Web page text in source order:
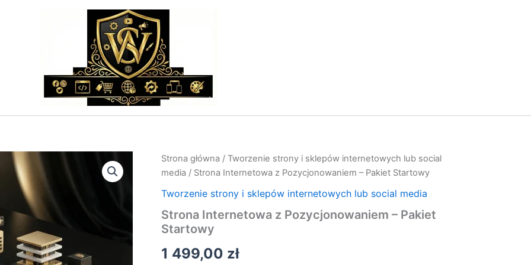
Strona główna / Tworzenie strony i sklepów internetowych lub social
media / Strona Internetowa z Pozycjonowaniem – Pakiet Startowy
Tworzenie strony i sklepów internetowych lub social media
Strona Internetowa z Pozycjonowaniem – Pakiet
Startowy
1 499,00 zł
ilość
Strona
Internetowa
z
–
Pakiet